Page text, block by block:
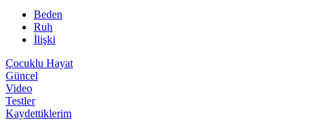
Beden
Ruh
İlişki
Çocuklu Hayat
Güncel
Video
Testler
Kaydettiklerim